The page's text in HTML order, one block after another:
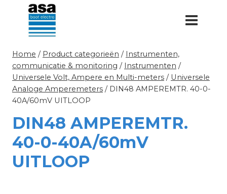
Doorgaan
inhoud
Home / Product categorieën / Instrumenten,
communicatie & monitoring / Instrumenten /
Universele Volt, Ampere en Multi-meters / Universele
Analoge Amperemeters / DIN48 AMPEREMTR. 40-0-
40A/60mV UITLOOP
DIN48 AMPEREMTR.
40-0-40A/60mV
UITLOOP